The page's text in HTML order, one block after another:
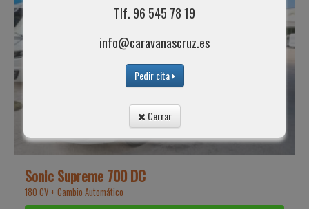
Sonic Supreme 700 DC
180 CV + Cambio Automático
Tlf. 96 545 78 19
info@caravanascruz.es
Pedir cita
Cerrar